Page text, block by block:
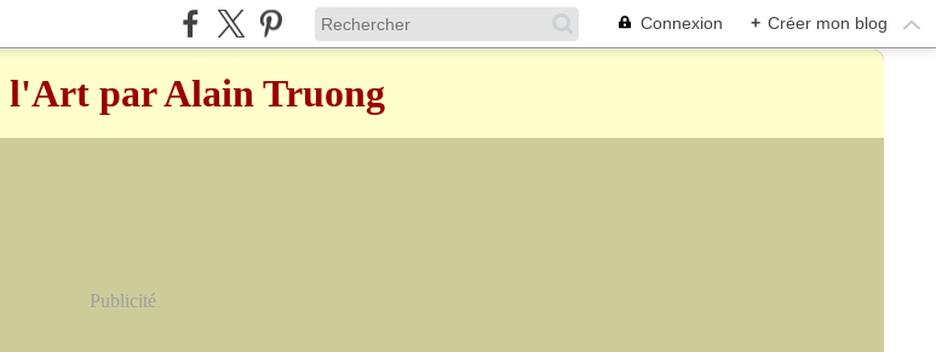
Connexion + Créer mon blog
l'Art par Alain Truong
Publicité